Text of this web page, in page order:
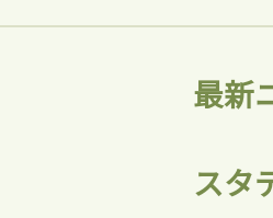
会員
最新
スタ